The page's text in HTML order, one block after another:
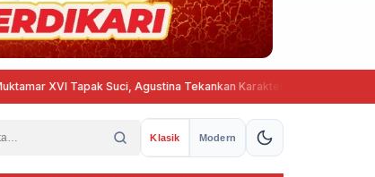
Tapak Suci, Agustina Tekankan Karakter Generasi Muda
Klasik Modern